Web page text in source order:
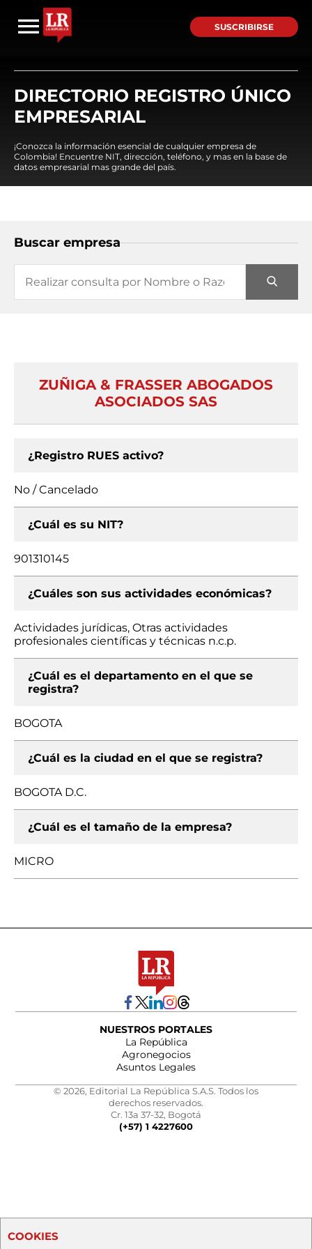
SUSCRIBIRSE
DIRECTORIO REGISTRO ÚNICO
EMPRESARIAL
¡Conozca la información esencial de cualquier empresa de
Colombia! Encuentre NIT, dirección, teléfono, y mas en la base de
datos empresarial mas grande del país.
Buscar empresa
ZUÑIGA & FRASSER ABOGADOS
ASOCIADOS SAS
¿Registro RUES activo?
No / Cancelado
¿Cuál es su NIT?
901310145
¿Cuáles son sus actividades económicas?
Actividades jurídicas, Otras actividades
profesionales científicas y técnicas n.c.p.
¿Cuál es el departamento en el que se
registra?
BOGOTA
¿Cuál es la ciudad en el que se registra?
BOGOTA D.C.
¿Cuál es el tamaño de la empresa?
MICRO
NUESTROS PORTALES
La República
Agronegocios
Asuntos Legales
© 2026, Editorial La República S.A.S. Todos los
derechos reservados.
Cr. 13a 37-32, Bogotá
(+57) 1 4227600
COOKIES